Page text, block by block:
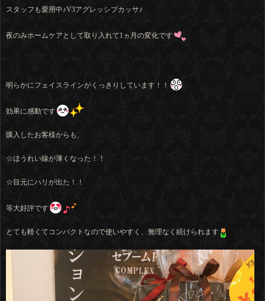
スタッフも愛用中♪V3アグレッシブカッサ♪
夜のみホームケアとして取り入れて1ヵ月の変化です
明らかにフェイスラインがくっきりしています！！
効果に感動です
購入したお客様からも、
☆ほうれい線が薄くなった！！
☆目元にハリが出た！！
等大好評です
とても軽くてコンパクトなので使いやすく、無理なく続けられます